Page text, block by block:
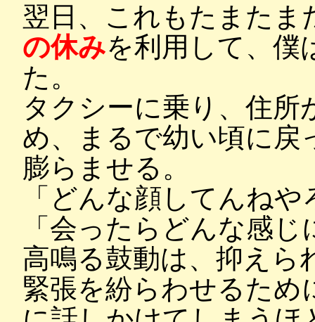
翌日、これもたまたま
の休みを利用して、僕
た。
タクシーに乗り、住
め、まるで幼い頃に戻
膨らませる。
「どんな顔してんね
「会ったらどんな感
高鳴る鼓動は、抑えら
緊張を紛らわせるため